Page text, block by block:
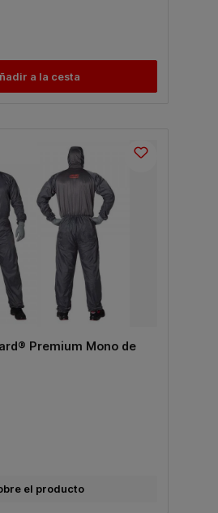
a la cesta
Premium Mono de
el producto